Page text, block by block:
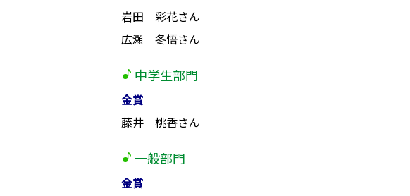
岩田 彩花さん
広瀬 冬悟さん
中学生部門
金賞
藤井 桃香さん
一般部門
金賞